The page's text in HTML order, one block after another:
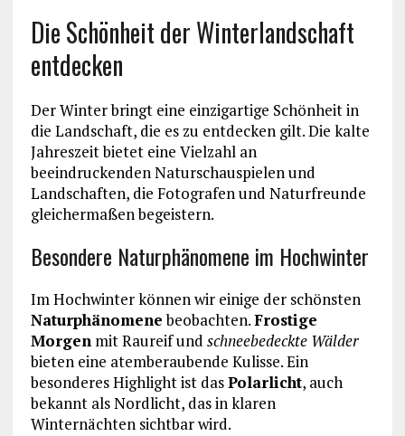
Die Schönheit der Winterlandschaft
entdecken
Der Winter bringt eine einzigartige Schönheit in
die Landschaft, die es zu entdecken gilt. Die kalte
Jahreszeit bietet eine Vielzahl an
beeindruckenden Naturschauspielen und
Landschaften, die Fotografen und Naturfreunde
gleichermaßen begeistern.
Besondere Naturphänomene im Hochwinter
Im Hochwinter können wir einige der schönsten
Naturphänomenebeobachten.Frostige
Morgenmit Raureif und schneebedeckte Wälder
bieten eine atemberaubende Kulisse. Ein
besonderes Highlight ist dasPolarlicht, auch
bekannt als Nordlicht, das in klaren
Winternächten sichtbar wird.